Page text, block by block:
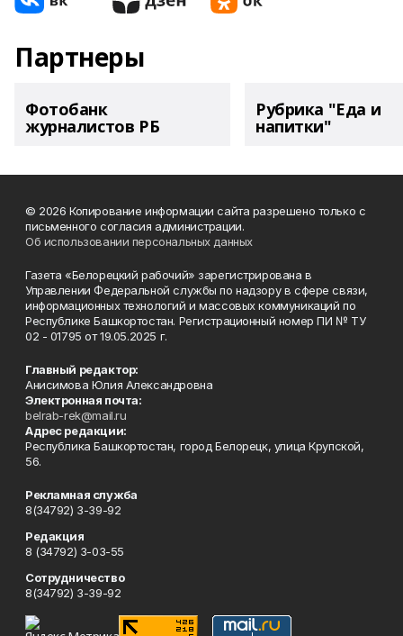
Партнеры
Фотобанк
журналистов РБ
Рубрика "Еда и
напитки"
© 2026 Копирование информации сайта разрешено только с
письменного согласия администрации.
Об использовании персональных данных
Газета «Белорецкий рабочий» зарегистрирована в
Управлении Федеральной службы по надзору в сфере связи,
информационных технологий и массовых коммуникаций по
Республике Башкортостан. Регистрационный номер ПИ № ТУ
02 - 01795 от 19.05.2025 г.
Главный редактор:
Анисимова Юлия Александровна
Электронная почта:
belrab-rek@mail.ru
Адрес редакции:
Республика Башкортостан, город Белорецк, улица Крупской,
56.
Рекламная служба
8(34792) 3-39-92
Редакция
8 (34792) 3-03-55
Сотрудничество
8(34792) 3-39-92